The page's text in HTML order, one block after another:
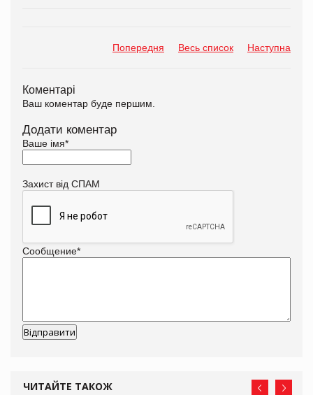
Попередня Весь список Наступна
Коментарі
Ваш коментар буде першим.
Додати коментар
Ваше імя*
Захист від СПАМ
Сообщение*
ЧИТАЙТЕ ТАКОЖ